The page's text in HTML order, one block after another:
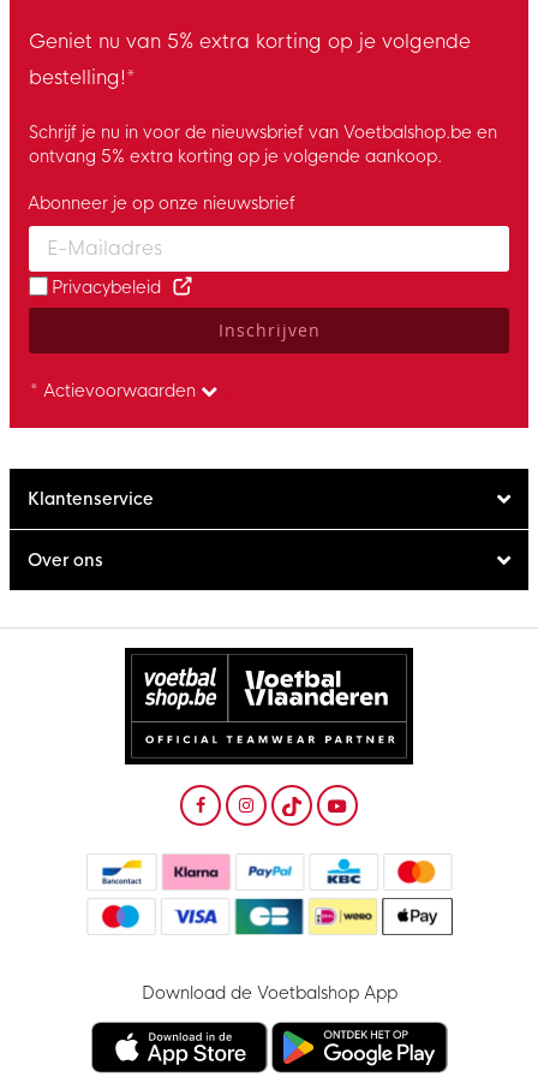
Geniet nu van 5% extra korting op je volgende
bestelling!*
Schrijf je nu in voor de nieuwsbrief van Voetbalshop.be en
ontvang 5% extra korting op je volgende aankoop.
Enter your email and accept the privacy policy to subscribe to
Abonneer je op onze nieuwsbrief
Privacybeleid
Inschrijven
* Actievoorwaarden
Klantenservice
Over ons
Download de Voetbalshop App